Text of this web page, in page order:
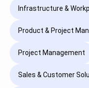
Infrastructure &
Product & Project
Project Management
Sales & Customer